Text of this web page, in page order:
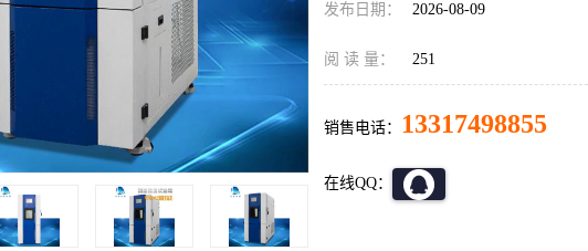
发布日期： 2026-08-09
阅 读 量： 251
销售电话： 13317498855
在线QQ：